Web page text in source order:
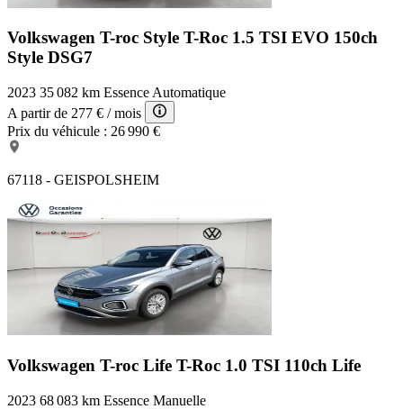
Volkswagen T-roc Style T-Roc 1.5 TSI EVO 150ch
Style DSG7
2023 35 082 km Essence Automatique
A partir de 277 € / mois
Prix du véhicule : 26 990 €
67118 - GEISPOLSHEIM
Volkswagen T-roc Life T-Roc 1.0 TSI 110ch Life
2023 68 083 km Essence Manuelle